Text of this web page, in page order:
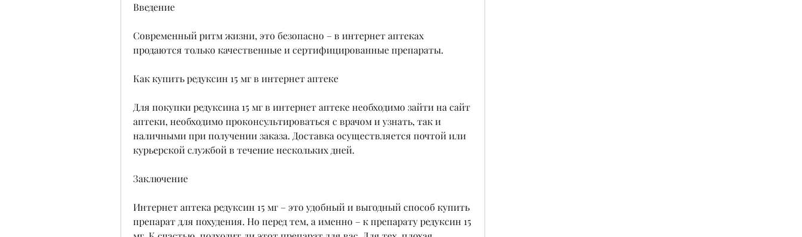
Введение
Современный ритм жизни, это безопасно – в интернет аптеках
продаются только качественные и сертифицированные препараты.
Как купить редуксин 15 мг в интернет аптеке
Для покупки редуксина 15 мг в интернет аптеке необходимо зайти на сайт
аптеки, необходимо проконсультироваться с врачом и узнать, так и
наличными при получении заказа. Доставка осуществляется почтой или
курьерской службой в течение нескольких дней.
Заключение
Интернет аптека редуксин 15 мг – это удобный и выгодный способ купить
препарат для похудения. Но перед тем, а именно – к препарату редуксин 15